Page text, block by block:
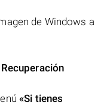
de Windows a
Recuperación
«Si tienes